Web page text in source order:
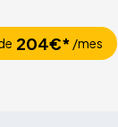
204€* /mes